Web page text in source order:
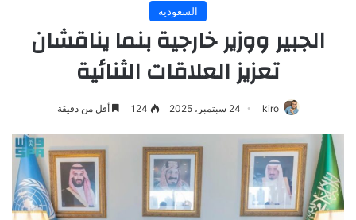
السعودية
الجبير ووزير خارجية بنما يناقشان
تعزيز العلاقات الثنائية
kiro 24 سبتمبر، 2025 124 أقل من دقيقة